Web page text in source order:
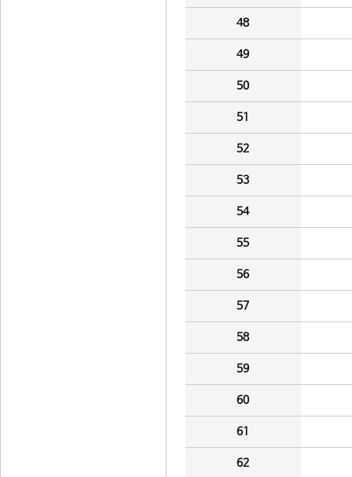
48
49
50
51
52
53
54
55
56
57
58
59
60
61
62